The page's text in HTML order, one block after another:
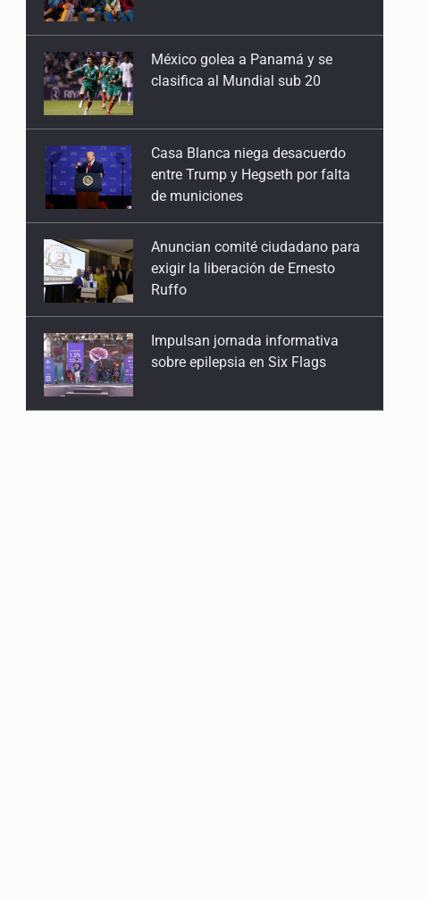
Casa Blanca niega desacuerdo
entre Trump y Hegseth por falta
Anuncian comité ciudadano para
exigir la liberación de Ernesto
Ruffo
Impulsan jornada informativa
sobre epilepsia en Six Flags
Créditos fiscales por anomalías
suman 1,775 mdp